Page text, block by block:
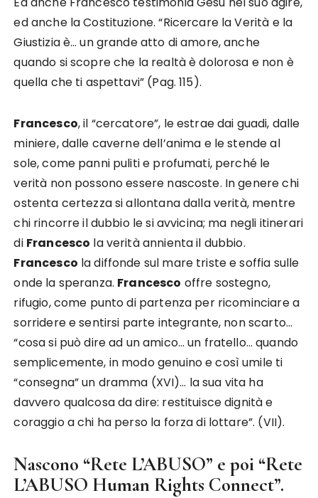
ed anche la Costituzione. “Ricercare la Verità e la
Giustizia è… un grande atto di amore, anche
quando si scopre che la realtà è dolorosa e non è
quella che ti aspettavi” (Pag. 115).
Francesco, il “cercatore”, le estrae dai guadi, dalle
miniere, dalle caverne dell’anima e le stende al
sole, come panni puliti e profumati, perché le
verità non possono essere nascoste. In genere chi
ostenta certezza si allontana dalla verità, mentre
chi rincorre il dubbio le si avvicina; ma negli itinerari
di Francesco la verità annienta il dubbio.
Francesco la diffonde sul mare triste e soffia sulle
onde la speranza. Francesco offre sostegno,
rifugio, come punto di partenza per ricominciare a
sorridere e sentirsi parte integrante, non scarto…
“cosa si può dire ad un amico… un fratello… quando
semplicemente, in modo genuino e così umile ti
“consegna” un dramma (XVI)… la sua vita ha
davvero qualcosa da dire: restituisce dignità e
coraggio a chi ha perso la forza di lottare”. (VII).
Nascono “Rete L’ABUSO” e poi “Rete
L’ABUSO Human Rights Connect”.